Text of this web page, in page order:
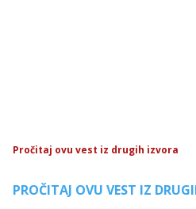
Pročitaj ovu vest iz drugih izvora
PROČITAJ OVU VEST IZ